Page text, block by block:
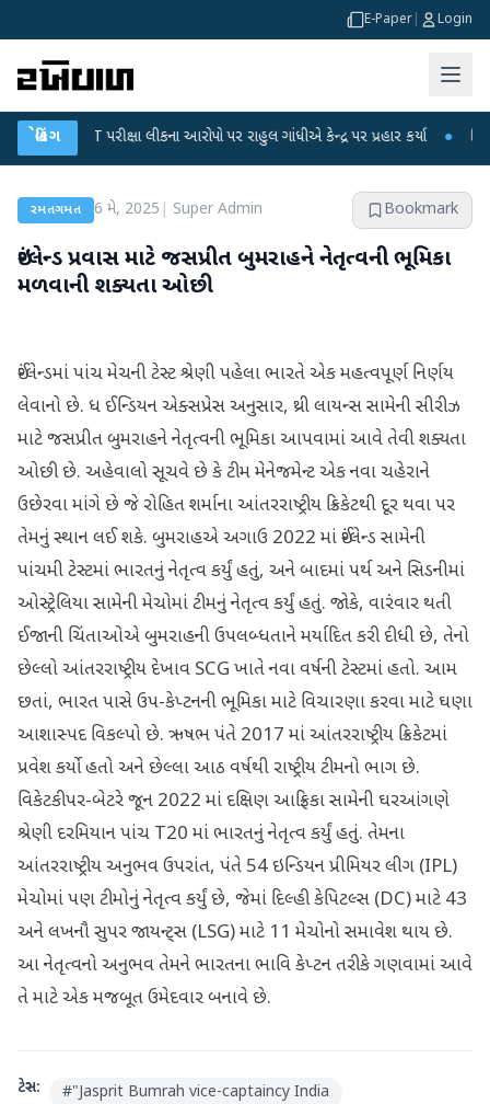
E-Paper Login
બ્રેકિંગ
NET પરીક્ષા લીકના આરોપો પર રાહુલ ગાંધીએ કેન્દ્ર પર પ્રહાર કર્યા ● હિંમતનગરમાં
રમતગમત 6 મે, 2025 Super Admin Bookmark
ઇંગ્લેન્ડ પ્રવાસ માટે જસપ્રીત બુમરાહને નેતૃત્વની ભૂમિકા
મળવાની શક્યતા ઓછી
ઈંગ્લેન્ડમાં પાંચ મેચની ટેસ્ટ શ્રેણી પહેલા ભારતે એક મહત્વપૂર્ણ નિર્ણય
લેવાનો છે. ધ ઈન્ડિયન એક્સપ્રેસ અનુસાર, થ્રી લાયન્સ સામેની સીરીઝ
માટે જસપ્રીત બુમરાહને નેતૃત્વની ભૂમિકા આપવામાં આવે તેવી શક્યતા
ઓછી છે. અહેવાલો સૂચવે છે કે ટીમ મેનેજમેન્ટ એક નવા ચહેરાને
ઉછેરવા માંગે છે જે રોહિત શર્માના આંતરરાષ્ટ્રીય ક્રિકેટથી દૂર થવા પર
તેમનું સ્થાન લઈ શકે. બુમરાહએ અગાઉ 2022 માં ઈંગ્લેન્ડ સામેની
પાંચમી ટેસ્ટમાં ભારતનું નેતૃત્વ કર્યું હતું, અને બાદમાં પર્થ અને સિડનીમાં
ઓસ્ટ્રેલિયા સામેની મેચોમાં ટીમનું નેતૃત્વ કર્યું હતું. જોકે, વારંવાર થતી
ઈજાની ચિંતાઓએ બુમરાહની ઉપલબ્ધતાને મર્યાદિત કરી દીધી છે, તેનો
છેલ્લો આંતરરાષ્ટ્રીય દેખાવ SCG ખાતે નવા વર્ષની ટેસ્ટમાં હતો. આમ
છતાં, ભારત પાસે ઉપ-કેપ્ટનની ભૂમિકા માટે વિચારણા કરવા માટે ઘણા
આશાસ્પદ વિકલ્પો છે. ઋષભ પંતે 2017 માં આંતરરાષ્ટ્રીય ક્રિકેટમાં
પ્રવેશ કર્યો હતો અને છેલ્લા આઠ વર્ષથી રાષ્ટ્રીય ટીમનો ભાગ છે.
વિકેટકીપર-બેટરે જૂન 2022 માં દક્ષિણ આફ્રિકા સામેની ઘરઆંગણે
શ્રેણી દરમિયાન પાંચ T20 માં ભારતનું નેતૃત્વ કર્યું હતું. તેમના
આંતરરાષ્ટ્રીય અનુભવ ઉપરાંત, પંતે 54 ઇન્ડિયન પ્રીમિયર લીગ (IPL)
મેચોમાં પણ ટીમોનું નેતૃત્વ કર્યું છે, જેમાં દિલ્હી કેપિટલ્સ (DC) માટે 43
અને લખનૌ સુપર જાયન્ટ્સ (LSG) માટે 11 મેચોનો સમાવેશ થાય છે.
આ નેતૃત્વનો અનુભવ તેમને ભારતના ભાવિ કેપ્ટન તરીકે ગણવામાં આવે
તે માટે એક મજબૂત ઉમેદવાર બનાવે છે.
ટેગ્સ: #"Jasprit Bumrah vice-captaincy India